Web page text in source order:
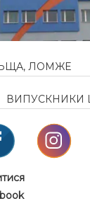
ЛОМЖЕ
ВИПУСКНИКИ